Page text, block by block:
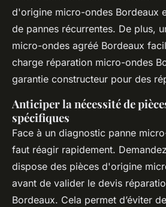
d'origine micro-ondes Bordeaux
de pannes récurrentes. De plus,
micro-ondes agréé Bordeaux
charge réparation micro-ondes
garantie constructeur pour des
Anticiper la nécessité de
spécifiques
Face à un diagnostic panne
faut réagir rapidement.
dispose des pièces d'origine
avant de valider le devis
Bordeaux. Cela permet d’éviter